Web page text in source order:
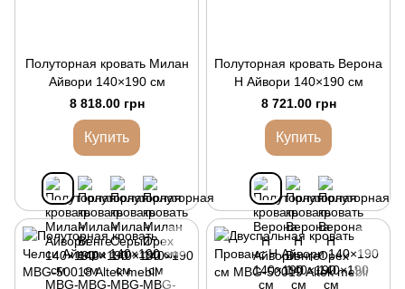
Полуторная кровать Милан
Айвори 140×190 см
8 818.00 грн
Купить
Полуторная кровать Верона
Н Айвори 140×190 см
8 721.00 грн
Купить